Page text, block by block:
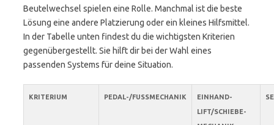
Beutelwechsel spielen eine Rolle. Manchmal ist die beste
Lösung eine andere Platzierung oder ein kleines Hilfsmittel.
In der Tabelle unten findest du die wichtigsten Kriterien
gegenübergestellt. Sie hilft dir bei der Wahl eines
passenden Systems für deine Situation.
KRITERIUM PEDAL-/FUSSMECHANIK
EINHAND-
LIFT/SCHIEBE-